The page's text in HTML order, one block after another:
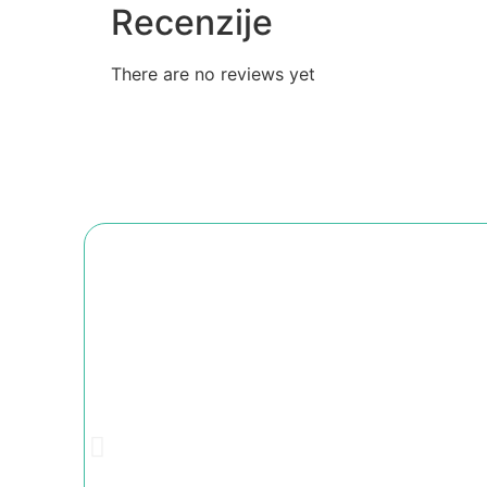
Recenzije
There are no reviews yet